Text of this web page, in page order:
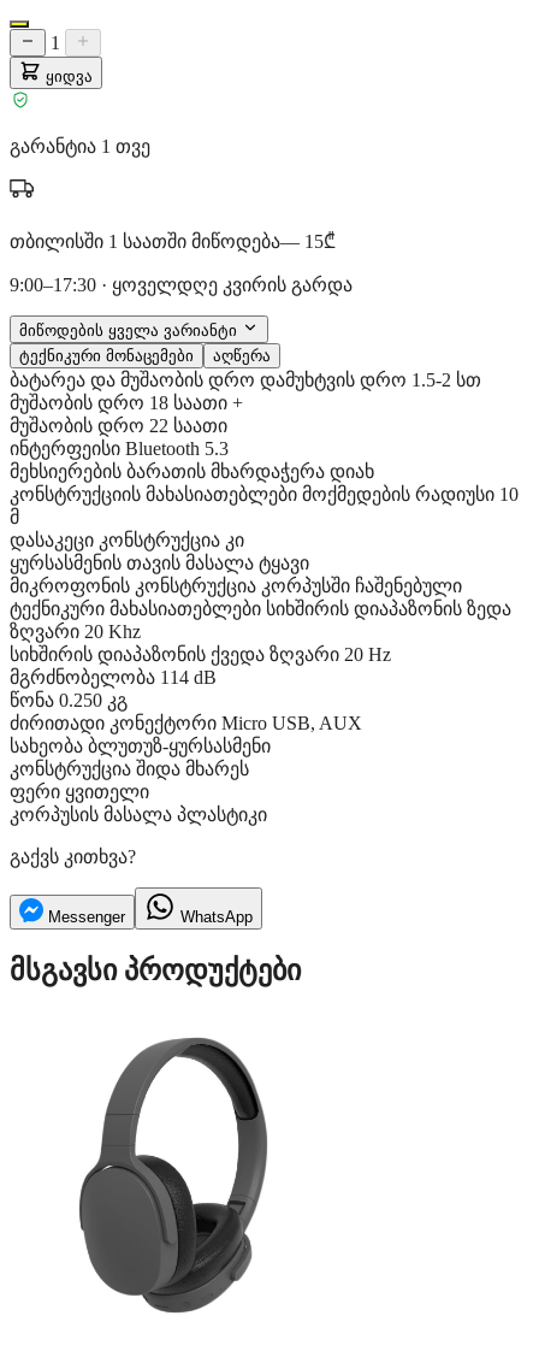
1
ყიდვა
გარანტია 1 თვე
თბილისში 1 საათში მიწოდება— 15₾
9:00–17:30 · ყოველდღე კვირის გარდა
მიწოდების ყველა ვარიანტი
ტექნიკური მონაცემები
აღწერა
ბატარეა და მუშაობის დრო დამუხტვის დრო 1.5-2 სთ
მუშაობის დრო 18 საათი +
მუშაობის დრო 22 საათი
ინტერფეისი Bluetooth 5.3
მეხსიერების ბარათის მხარდაჭერა დიახ
კონსტრუქციის მახასიათებლები მოქმედების რადიუსი 10
მ
დასაკეცი კონსტრუქცია კი
ყურსასმენის თავის მასალა ტყავი
მიკროფონის კონსტრუქცია კორპუსში ჩაშენებული
ტექნიკური მახასიათებლები სიხშირის დიაპაზონის ზედა
ზღვარი 20 Khz
სიხშირის დიაპაზონის ქვედა ზღვარი 20 Hz
მგრძნობელობა 114 dB
წონა 0.250 კგ
ძირითადი კონექტორი Micro USB, AUX
სახეობა ბლუთუზ-ყურსასმენი
კონსტრუქცია შიდა მხარეს
ფერი ყვითელი
კორპუსის მასალა პლასტიკი
გაქვს კითხვა?
Messenger WhatsApp
მსგავსი პროდუქტები